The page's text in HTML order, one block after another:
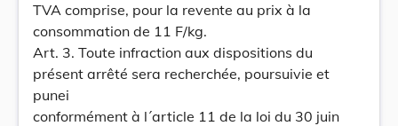
TVA comprise, pour la revente au prix à la
consommation de 11 F/kg.
Art. 3. Toute infraction aux dispositions du
présent arrêté sera recherchée, poursuivie et
punei
conformément à l´article 11 de la loi du 30 juin